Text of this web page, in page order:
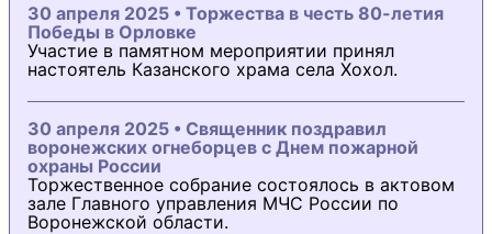
30 апреля 2025 • Торжества в честь 80-летия
Победы в Орловке
Участие в памятном мероприятии принял
настоятель Казанского храма села Хохол.
30 апреля 2025 • Священник поздравил
воронежских огнеборцев с Днем пожарной
охраны России
Торжественное собрание состоялось в актовом
зале Главного управления МЧС России по
Воронежской области.